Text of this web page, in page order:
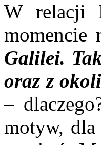
W relacji
momencie
Galilei.
oraz z
–
motyw, dla